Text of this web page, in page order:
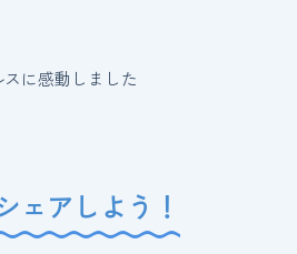
に感動しました
ェアしよう！